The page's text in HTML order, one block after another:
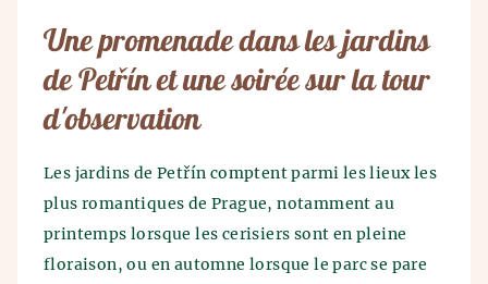
Une promenade dans les jardins
de Petřín et une soirée sur la tour
d'observation
Les jardins de Petřín comptent parmi les lieux les
plus romantiques de Prague, notamment au
printemps lorsque les cerisiers sont en pleine
floraison, ou en automne lorsque le parc se pare